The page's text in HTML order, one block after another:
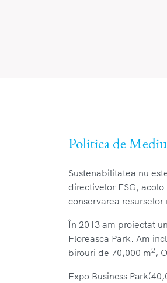
Politica de Mediu
Sustenabilitatea nu
directivelor ESG,
conservarea
În 2013 am proiectat
Floreasca Park. Am
birouri de 70,000 m2 ,
Expo Business